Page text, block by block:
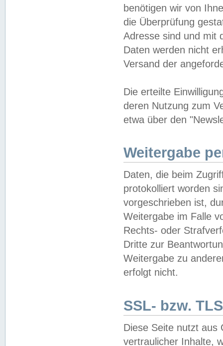
benötigen wir von
die Überprüfung
Adresse sind und mit
Daten werden nicht
Versand der
Die erteilte
deren Nutzung zum
etwa über den
Weitergabe
Daten, die beim
protokolliert worden
vorgeschrieben ist,
Weitergabe im Falle
Rechts- oder
Dritte zur
Weitergabe zu
erfolgt nicht.
SSL- bzw.
Diese Seite nutzt aus
vertraulicher Inhalte,